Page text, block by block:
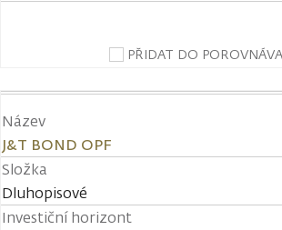
PŘIDAT DO
Název
J&T BOND OPF
Složka
Dluhopisové
Investiční horizont